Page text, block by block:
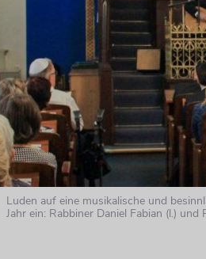
Luden auf eine musikalische und
Jahr ein: Rabbiner Daniel Fabian (l.) und